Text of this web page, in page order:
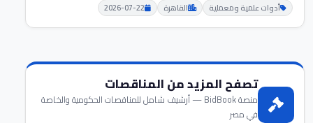
أدوات علمية ومعملية القاهرة 2026-07-22
تصفح المزيد من المناقصات
منصة BidBook — أرشيف شامل للمناقصات الحكومية والخاصة
في مصر